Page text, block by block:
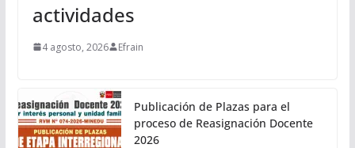
actividades
4 agosto, 2026 Efrain
Publicación de Plazas para el
proceso de Reasignación Docente
2026